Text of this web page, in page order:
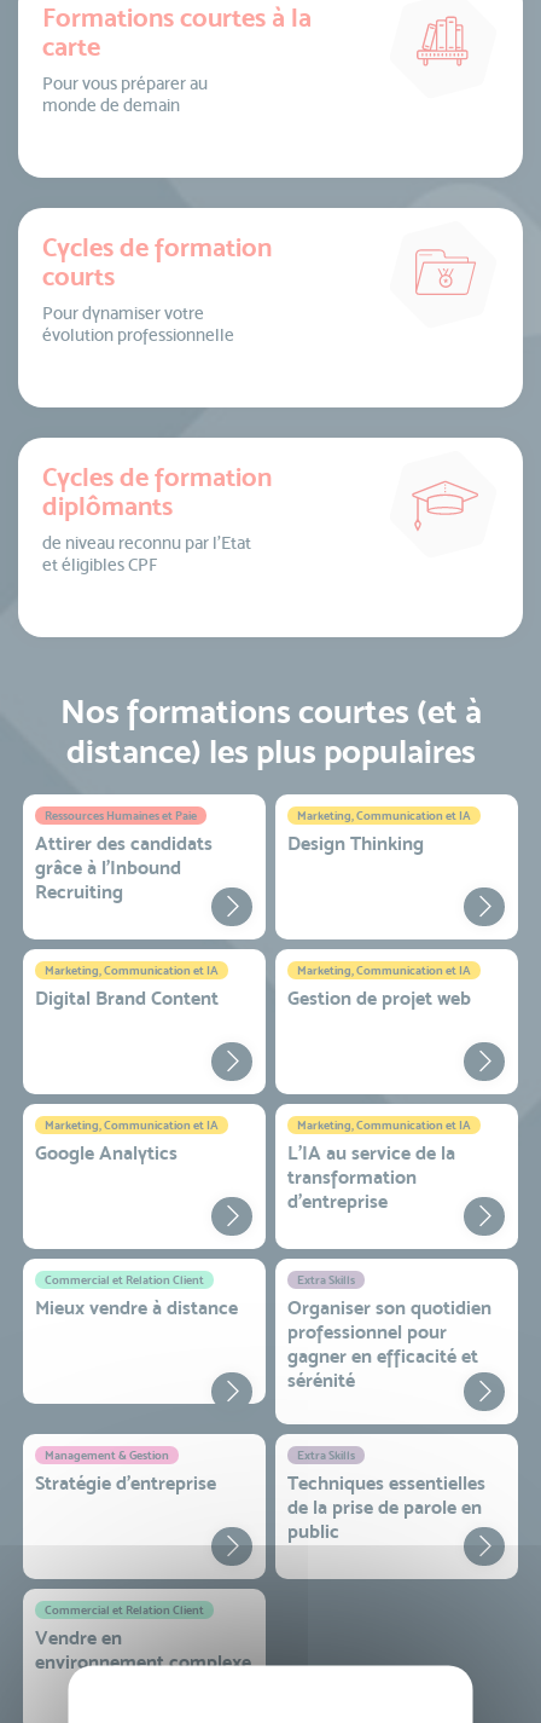
Formations courtes à la
carte
Pour vous préparer au
monde de demain
Cycles de formation
courts
Pour dynamiser votre
évolution professionnelle
Cycles de formation
diplômants
de niveau reconnu par l’Etat
et éligibles CPF
Nos formations courtes (et à
distance) les plus populaires
Ressources Humaines et Paie
Attirer des candidats
grâce à l’Inbound
Recruiting
Marketing, Communication et IA
Design Thinking
Marketing, Communication et IA
Digital Brand Content
Marketing, Communication et IA
Gestion de projet web
Marketing, Communication et IA
Google Analytics
Marketing, Communication et IA
L'IA au service de la
transformation
d'entreprise
Commercial et Relation Client
Mieux vendre à distance
Extra Skills
Organiser son quotidien
professionnel pour
gagner en efficacité et
sérénité
Management & Gestion
Stratégie d’entreprise
Extra Skills
Techniques essentielles
de la prise de parole en
public
Commercial et Relation Client
Vendre en
environnement complexe